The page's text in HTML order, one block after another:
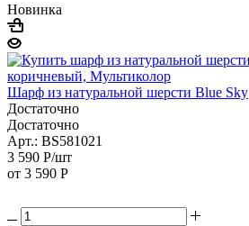
Новинка
Шарф из натуральной шерсти Blue Sky
Достаточно
Достаточно
Арт.: BS581021
3 590 Р/шт
от 3 590 Р